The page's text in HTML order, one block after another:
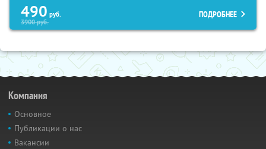
490 руб.
3900руб.
ПОДРОБНЕЕ
Компания
Основное
Публикации о нас
Вакансии